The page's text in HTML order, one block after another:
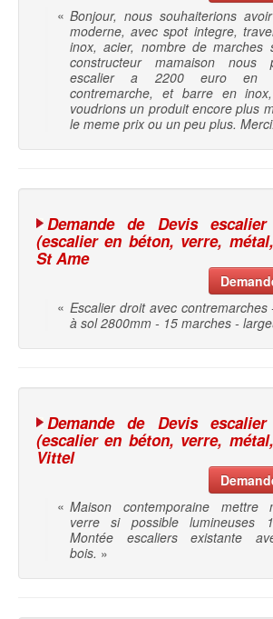
« Bonjour, nous souhaiterions
moderne, avec spot integre,
inox, acier, nombre de marches
constructeur mamaison nous
escalier a 2200 euro en
contremarche, et barre en
voudrions un produit encore plus
le meme prix ou un peu plus. Merci.
Demande de Devis
(escalier en béton, verre,
St Ame
« Escalier droit avec
à sol 2800mm - 15 marches -
Demande de Devis
(escalier en béton, verre,
Vittel
« Maison contemporaine mettre
verre si possible lumineuses
Montée escaliers existante
bois. »